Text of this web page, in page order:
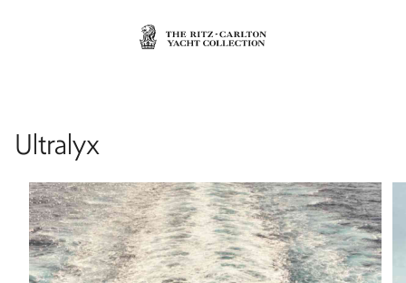
Ultralyx